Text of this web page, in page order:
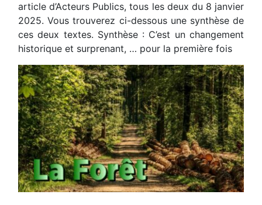
article d’Acteurs Publics, tous les deux du 8 janvier
2025. Vous trouverez ci-dessous une synthèse de
ces deux textes. Synthèse : C’est un changement
historique et surprenant, … pour la première fois